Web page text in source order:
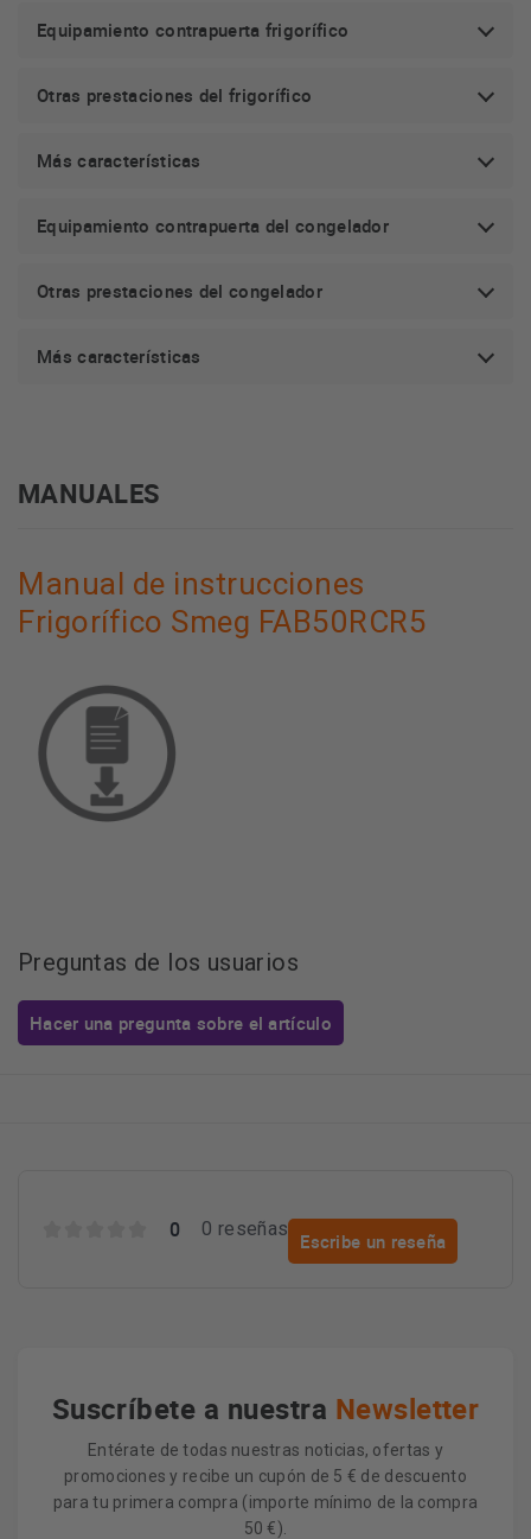
Equipamiento contrapuerta frigorífico
Otras prestaciones del frigorífico
Más características
Equipamiento contrapuerta del congelador
Otras prestaciones del congelador
Más características
MANUALES
Manual de instrucciones
Frigorífico Smeg FAB50RCR5
Preguntas de los usuarios
Hacer una pregunta sobre el artículo
0 0 reseñas
Escribe un reseña
Suscríbete a nuestra Newsletter
Entérate de todas nuestras noticias, ofertas y
promociones y recibe un cupón de 5 € de descuento
para tu primera compra (importe mínimo de la compra
50 €).